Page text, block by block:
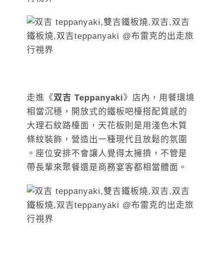
走進《双吉 Teppanyaki》店內，用餐環境
相當沉穩，開放式的鐵板吧檯搭配質感的
大理石紋路檯面，天花板則是用淺色木質
條紋裝飾，營造出一種現代且放鬆的氛圍
。座位安排不會讓人覺得太擁擠，不管是
帶長輩來聚餐還是商務宴客都相當體面。